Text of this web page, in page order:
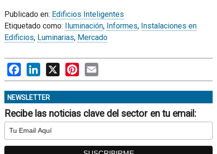
Publicado en: Edificios Inteligentes
Etiquetado como: Iluminación, Informes, Instalaciones en
Edificios, Luminarias, Mercado
FacebookLinkedIn
X PinterestEmail
NEWSLETTER
Recibe las noticias clave del sector en tu email: